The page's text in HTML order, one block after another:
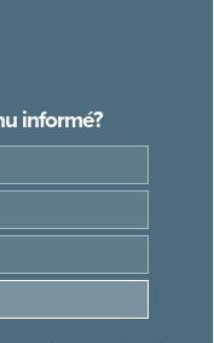
informé?